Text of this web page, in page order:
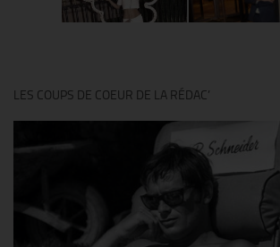
LES COUPS DE COEUR DE LA RÉDAC’